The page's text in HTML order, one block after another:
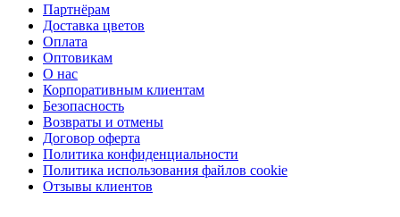
Партнёрам
Доставка цветов
Оплата
Оптовикам
О нас
Корпоративным клиентам
Безопасность
Возвраты и отмены
Договор оферта
Политика конфиденциальности
Политика использования файлов cookie
Отзывы клиентов